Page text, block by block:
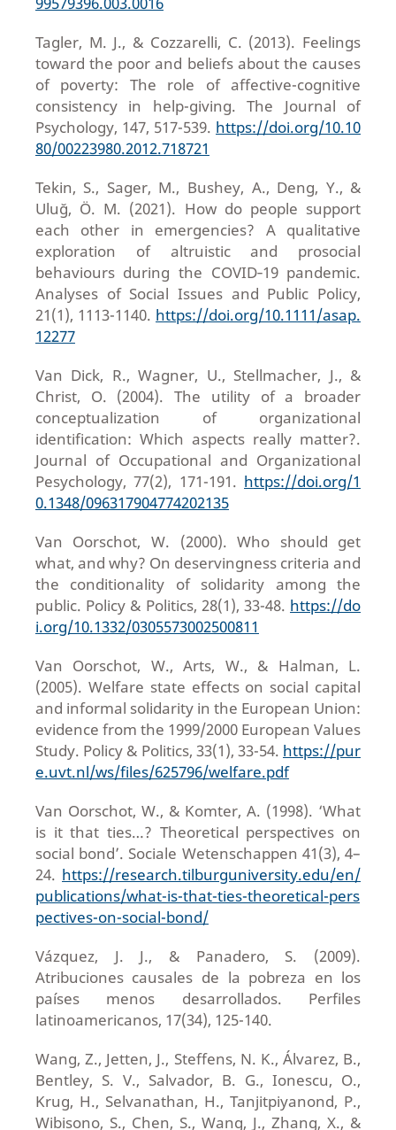
Tagler, M. J., & Cozzarelli, C. (2013). Feelings
toward the poor and beliefs about the causes
of poverty: The role of affective-cognitive
consistency in help-giving. The Journal of
Psychology, 147, 517-539. https://doi.org/10.10
80/00223980.2012.718721
Tekin, S., Sager, M., Bushey, A., Deng, Y., &
Uluğ, Ö. M. (2021). How do people support
each other in emergencies? A qualitative
exploration of altruistic and prosocial
behaviours during the COVID‐19 pandemic.
Analyses of Social Issues and Public Policy,
21(1), 1113-1140. https://doi.org/10.1111/asap.
12277
Van Dick, R., Wagner, U., Stellmacher, J., &
Christ, O. (2004). The utility of a broader
conceptualization of organizational
identification: Which aspects really matter?.
Journal of Occupational and Organizational
Pesychology, 77(2), 171-191. https://doi.org/1
0.1348/096317904774202135
Van Oorschot, W. (2000). Who should get
what, and why? On deservingness criteria and
the conditionality of solidarity among the
public. Policy & Politics, 28(1), 33-48. https://do
i.org/10.1332/0305573002500811
Van Oorschot, W., Arts, W., & Halman, L.
(2005). Welfare state effects on social capital
and informal solidarity in the European Union:
evidence from the 1999/2000 European Values
Study. Policy & Politics, 33(1), 33-54. https://pur
e.uvt.nl/ws/files/625796/welfare.pdf
Van Oorschot, W., & Komter, A. (1998). ‘What
is it that ties…? Theoretical perspectives on
social bond’. Sociale Wetenschappen 41(3), 4–
24. https://research.tilburguniversity.edu/en/
publications/what-is-that-ties-theoretical-pers
pectives-on-social-bond/
Vázquez, J. J., & Panadero, S. (2009).
Atribuciones causales de la pobreza en los
países menos desarrollados. Perfiles
latinoamericanos, 17(34), 125-140.
Wang, Z., Jetten, J., Steffens, N. K., Álvarez, B.,
Bentley, S. V., Salvador, B. G., Ionescu, O.,
Krug, H., Selvanathan, H., Tanjitpiyanond, P.,
Wibisono, S., Chen, S., Wang, J., Zhang, X., &